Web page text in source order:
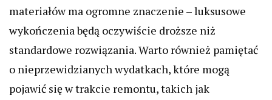
materiałów ma ogromne znaczenie – luksusowe
wykończenia będą oczywiście droższe niż
standardowe rozwiązania. Warto również pamiętać
o nieprzewidzianych wydatkach, które mogą
pojawić się w trakcie remontu, takich jak